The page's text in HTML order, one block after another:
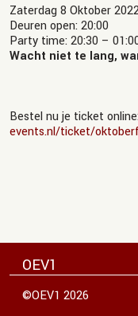
Zaterdag 8 Oktober
Deuren open: 20:00
Party time: 20:30 –
Wacht niet te lang,
Bestel nu je ticket
events.nl/ticket/
OEV1
©OEV1 2026